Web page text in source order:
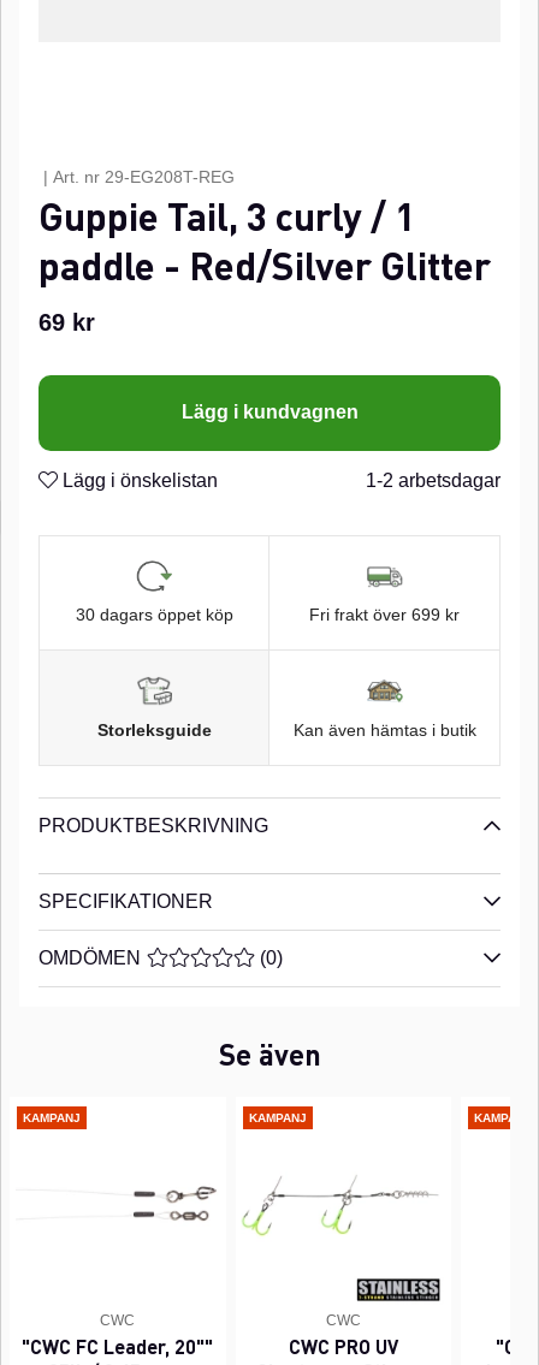
| Art. nr 29-EG208T-REG
Guppie Tail, 3 curly / 1
paddle - Red/Silver Glitter
69 kr
Lägg i kundvagnen
Lägg i önskelistan 1-2 arbetsdagar
30 dagars öppet köp Fri frakt över 699 kr
Storleksguide Kan även hämtas i butik
PRODUKTBESKRIVNING
SPECIFIKATIONER
OMDÖMEN MEDELBETYG 0 AV 5 ANTAL BETYG 0
(0)
Se även
KAMPANJ
CWC
"CWC FC Leader, 20""
KAMPANJ
CWC
CWC PRO UV
KAMPANJ